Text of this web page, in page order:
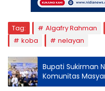
Tag: Algafry Rahman
koba
nelayan
Bupati Sukirman
Komunitas
Jakarta